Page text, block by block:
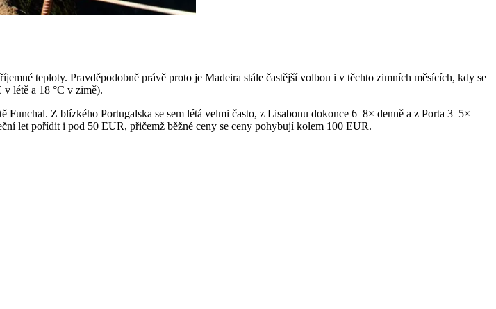
teploty. Pravděpodobně právě proto je Madeira stále častější volbou i v těchto zimních měsících, kdy se
létě a 18 °C v zimě).
Z blízkého Portugalska se sem létá velmi často, z Lisabonu dokonce 6–8× denně a z Porta 3–5×
let pořídit i pod 50 EUR, přičemž běžné ceny se ceny pohybují kolem 100 EUR.